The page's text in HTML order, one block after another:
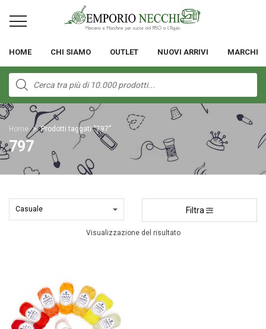
HOME CHI SIAMO OUTLET NUOVI ARRIVI MARCHI
Products
search
Home > Prodotti taggati “797”
797
Filtra
Visualizzazione del risultato